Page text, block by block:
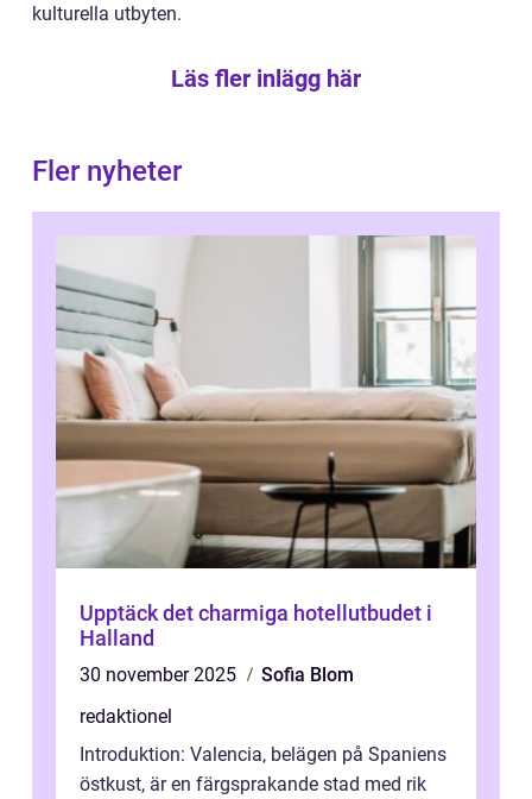
kulturella utbyten.
Läs fler inlägg här
Fler nyheter
Upptäck det charmiga hotellutbudet i
Halland
30 november 2025
Sofia Blom
redaktionel
Introduktion: Valencia, belägen på Spaniens
östkust, är en färgsprakande stad med rik